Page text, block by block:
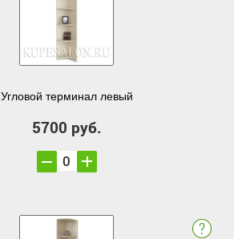
Угловой терминал левый
5700 руб.